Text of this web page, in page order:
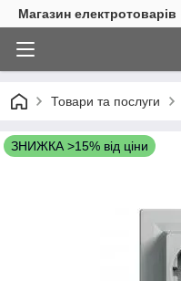
Магазин електротоварів
Товари та послуги
ЗНИЖКА >15% від ціни